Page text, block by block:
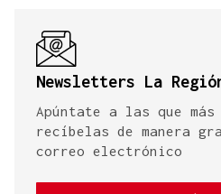
Newsletters La
Apúntate a las que
recíbelas de manera
correo electrónico